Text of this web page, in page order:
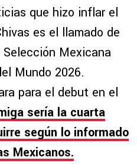
que hizo inflar el
es el llamado de
Mexicana
Mundo 2026.
para el debut en el
sería la cuarta
según lo informado
Mexicanos.